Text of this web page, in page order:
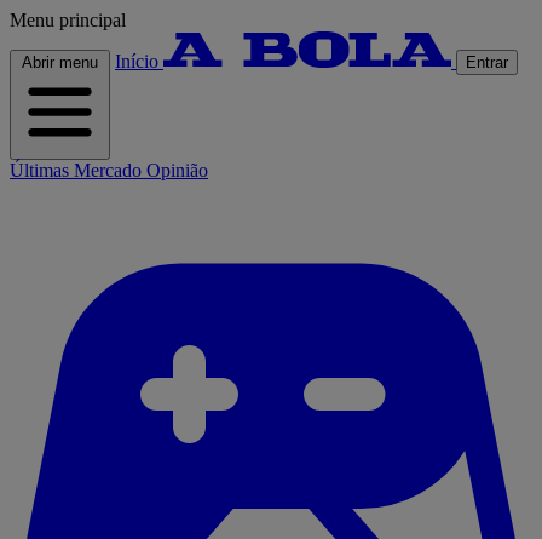
Menu principal
Abrir menu Início Entrar
Últimas Mercado Opinião